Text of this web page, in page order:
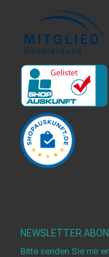
NEWSLETTER
Bitte senden Sie mir